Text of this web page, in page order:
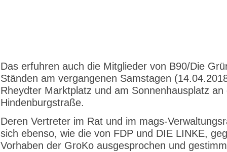
Das erfuhren auch die Mitglieder von B90/Die
Ständen am vergangenen Samstagen
Rheydter Marktplatz und am Sonnenhausplatz an
Hindenburgstraße.
Deren Vertreter im Rat und im mags-
sich ebenso, wie die von FDP und DIE LINKE,
Vorhaben der GroKo ausgesprochen und